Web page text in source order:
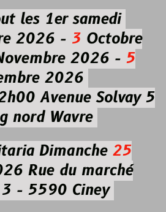
les 1er samedi
2026 - 3Octobre
2026 - 5
2026
Avenue Solvay 5
nord Wavre
Dimanche 25
Rue du marché
- 5590 Ciney